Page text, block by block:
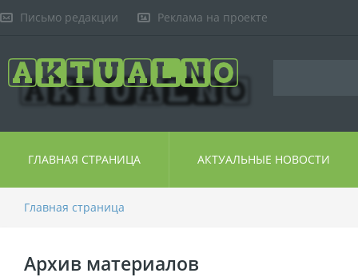
Письмо редакции Реклама на проекте
ГЛАВНАЯ СТРАНИЦА АКТУАЛЬНЫЕ НОВОСТИ
Главная страница
Архив материалов